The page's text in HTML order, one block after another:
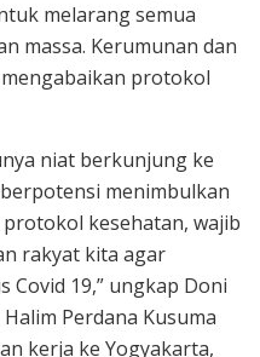
melarang semua
massa. Kerumunan dan
protokol
niat berkunjung ke
menimbulkan
kesehatan, wajib
rakyat kita agar
19,” ungkap Doni
Perdana Kusuma
kerja ke Yogyakarta,